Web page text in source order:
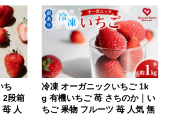
ち
2段箱
苺 人
冷凍 オーガニックいちご 1k
g 有機いちご 苺 さちのか｜い
ちご 果物 フルーツ 苺 人気 無